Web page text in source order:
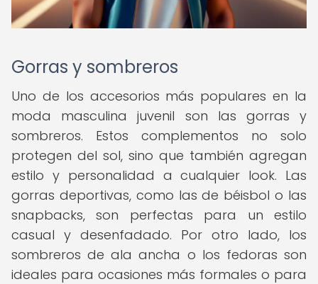
Gorras y sombreros
Uno de los accesorios más populares en la
moda masculina juvenil son las gorras y
sombreros. Estos complementos no solo
protegen del sol, sino que también agregan
estilo y personalidad a cualquier look. Las
gorras deportivas, como las de béisbol o las
snapbacks, son perfectas para un estilo
casual y desenfadado. Por otro lado, los
sombreros de ala ancha o los fedoras son
ideales para ocasiones más formales o para